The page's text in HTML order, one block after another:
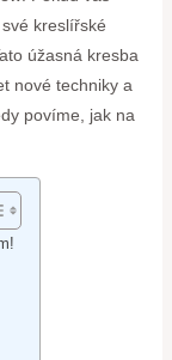
kreslířské
úžasná kresba
nové techniky a
povíme, jak na